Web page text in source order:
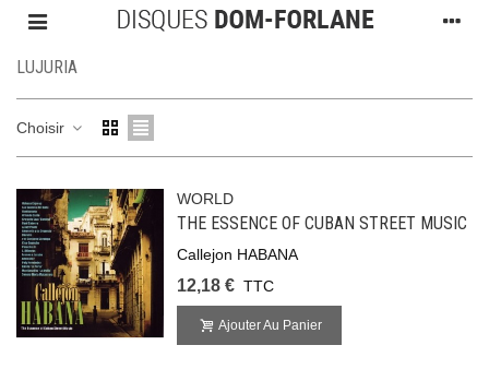
LUJURIA
Choisir
WORLD
THE ESSENCE OF CUBAN STREET MUSIC
Callejon HABANA
12,18 € TTC
Ajouter Au Panier